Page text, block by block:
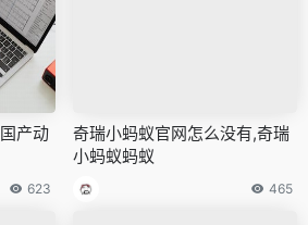
产动
623
奇瑞小蚂蚁官网怎么没有,奇瑞
小蚂蚁蚂蚁
465